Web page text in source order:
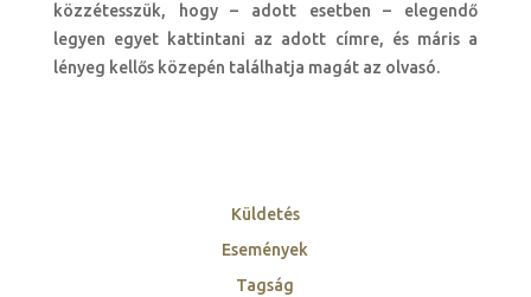
közzétesszük, hogy – adott esetben – elegendő
legyen egyet kattintani az adott címre, és máris a
lényeg kellős közepén találhatja magát az olvasó.
Küldetés
Események
Tagság